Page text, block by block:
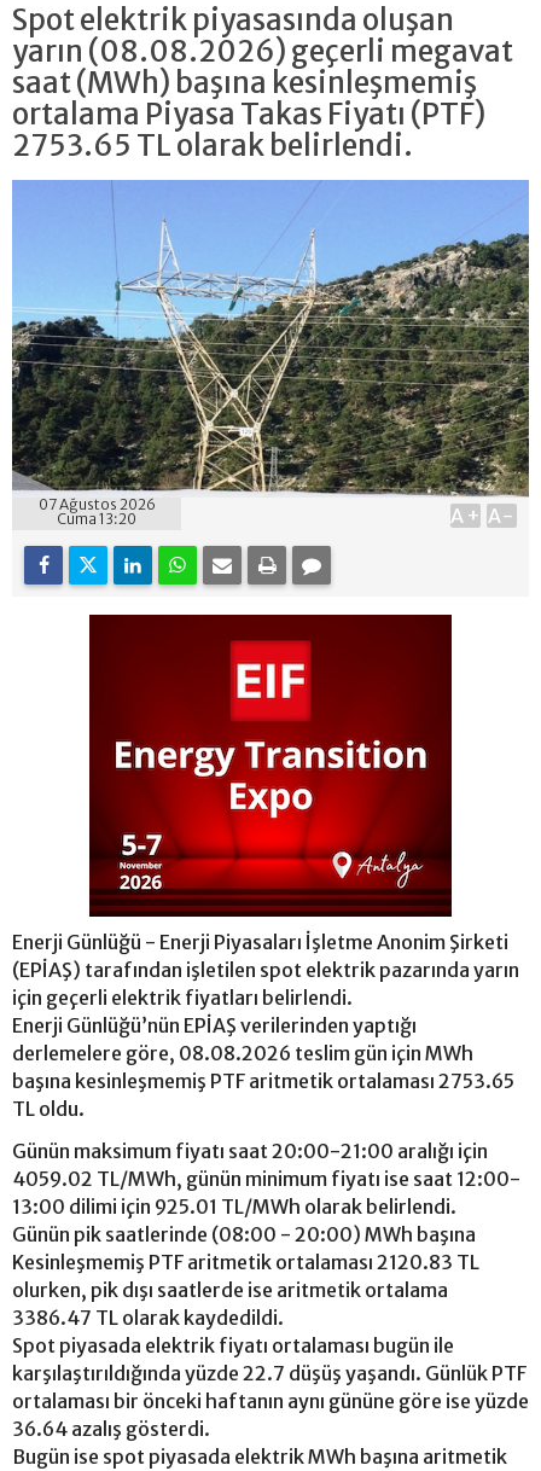
Spot elektrik piyasasında oluşan
yarın (08.08.2026) geçerli megavat
saat (MWh) başına kesinleşmemiş
ortalama Piyasa Takas Fiyatı (PTF)
2753.65 TL olarak belirlendi.
07 Ağustos 2026
Cuma 13:20
A+ A-
Enerji Günlüğü - Enerji Piyasaları İşletme Anonim Şirketi
(EPİAŞ) tarafından işletilen spot elektrik pazarında yarın
için geçerli elektrik fiyatları belirlendi.
Enerji Günlüğü’nün EPİAŞ verilerinden yaptığı
derlemelere göre, 08.08.2026 teslim gün için MWh
başına kesinleşmemiş PTF aritmetik ortalaması 2753.65
TL oldu.
Günün maksimum fiyatı saat 20:00-21:00 aralığı için
4059.02 TL/MWh, günün minimum fiyatı ise saat 12:00-
13:00 dilimi için 925.01 TL/MWh olarak belirlendi.
Günün pik saatlerinde (08:00 - 20:00) MWh başına
Kesinleşmemiş PTF aritmetik ortalaması 2120.83 TL
olurken, pik dışı saatlerde ise aritmetik ortalama
3386.47 TL olarak kaydedildi.
Spot piyasada elektrik fiyatı ortalaması bugün ile
karşılaştırıldığında yüzde 22.7 düşüş yaşandı. Günlük PTF
ortalaması bir önceki haftanın aynı gününe göre ise yüzde
36.64 azalış gösterdi.
Bugün ise spot piyasada elektrik MWh başına aritmetik